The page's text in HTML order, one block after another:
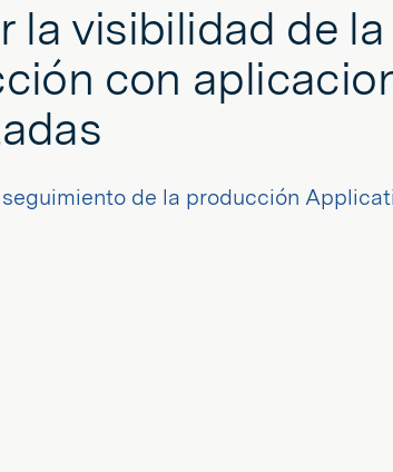
la visibilidad de la
con